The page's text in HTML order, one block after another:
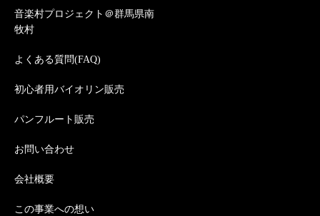
音楽村プロジェクト＠群馬県南
牧村
よくある質問(FAQ)
初心者用バイオリン販売
パンフルート販売
お問い合わせ
会社概要
この事業への想い